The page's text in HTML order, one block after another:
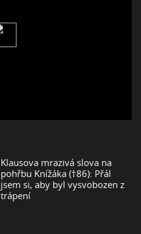
Klausova mrazivá slova na
pohřbu Knížáka (†86): Přál
jsem si, aby byl vysvobozen z
trápení